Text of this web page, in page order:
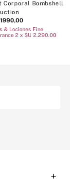
Corporal Bombshell
1990,00
& Lociones Fine
2 x $U 2.290.00
+